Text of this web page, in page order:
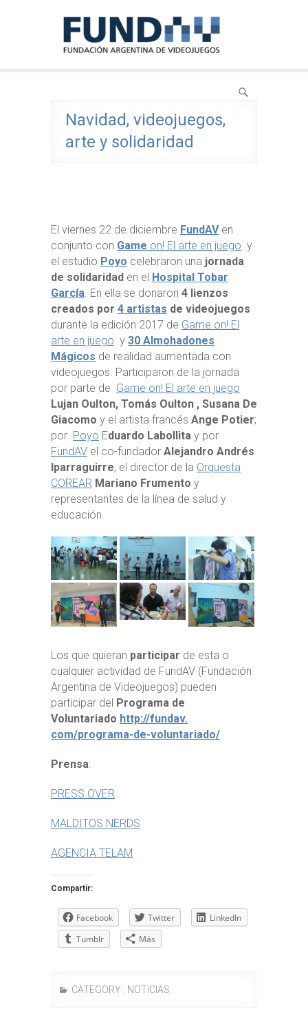
FundAV
Fundación Argentina de Videojuegos
Navidad, videojuegos,
arte y solidaridad
El viernes 22 de diciembre FundAVen
conjunto con Game on! El arte en juego y
el estudio Poyo celebraron una jornada
de solidaridad en el Hospital Tobar
García . En ella se donaron 4 lienzos
creados por 4 artistas de videojuegos
durante la edición 2017 de Game on! El
arte en juego y 30 Almohadones
Mágicos de realidad aumentada con
videojuegos. Participaron de la jornada
por parte de Game on! El arte en juego
Lujan Oulton, Tomás Oulton , Susana De
Giacomo y el artista francés Ange Potier;
por Poyo Eduardo Labollita y por
FundAV el co-fundador Alejandro Andrés
Iparraguirre, el director de la Orquesta
COREAR Mariano Frumento y
representantes de la línea de salud y
educación.
Los que quieran participar de esta o
cualquier actividad de FundAV (Fundación
Argentina de Videojuegos) pueden
participar del Programa de
Voluntariado http://fundav.
com/programa-de-voluntariado/
Prensa:
PRESS OVER
MALDITOS NERDS
AGENCIA TELAM
Compartir:
Facebook Twitter
LinkedIn
Tumblr
Más
CATEGORY : NOTICIAS